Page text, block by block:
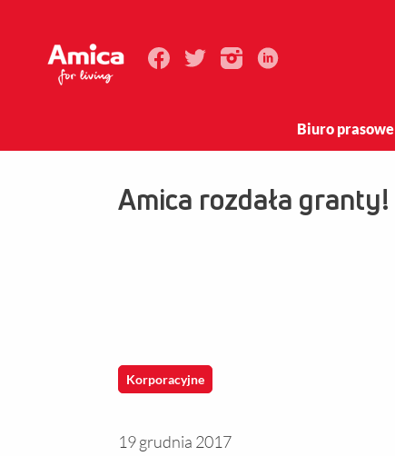
Biuro prasowe
Amica rozdała granty!
Korporacyjne
19 grudnia 2017